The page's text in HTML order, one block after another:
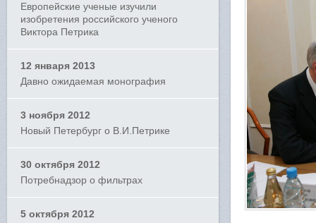
Европейские ученые изучили
изобретения российского ученого
Виктора Петрика
12 января 2013
Давно ожидаемая монография
3 ноября 2012
Новый Петербург о В.И.Петрике
30 октября 2012
Потребнадзор о фильтрах
5 октября 2012